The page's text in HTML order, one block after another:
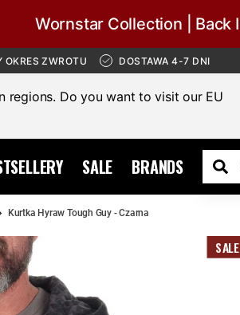
Wornstar Collection | Back
ZWROTU DOSTAWA 4-7 DNI
regions. Do you want to visit our EU
SALE BRANDS
Kurtka Hyraw Tough Guy - Czarna
SALE